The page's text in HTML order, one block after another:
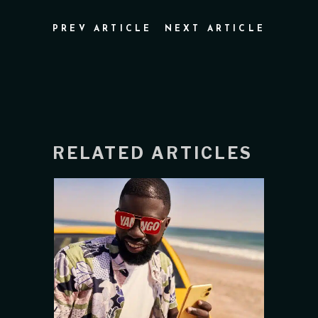
PREV ARTICLE NEXT ARTICLE
RELATED ARTICLES